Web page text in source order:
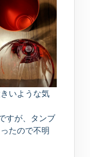
いような気
すが、タンブ
たので不明